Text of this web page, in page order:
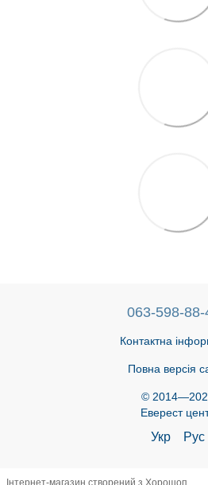
063-598-88-
Контактна
Повна версія
©
Еверест
Укр Рус